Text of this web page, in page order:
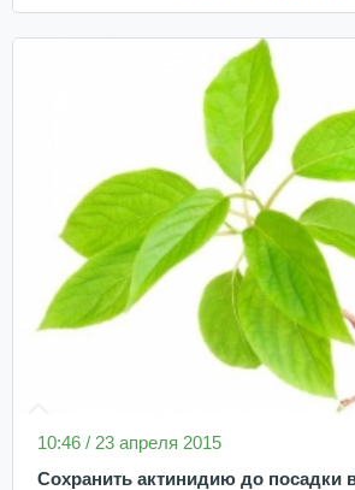
10:46 / 23 апреля 2015
Сохранить актинидию до посадки